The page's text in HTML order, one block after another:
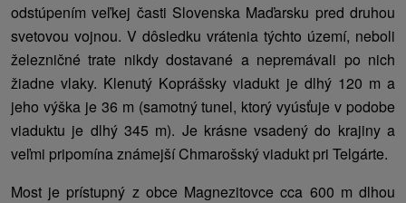
odstúpením veľkej časti Slovenska Maďarsku pred druhou
svetovou vojnou. V dôsledku vrátenia týchto území, neboli
železničné trate nikdy dostavané a nepremávali po nich
žiadne vlaky. Klenutý Koprášsky viadukt je dlhý 120 m a
jeho výška je 36 m (samotný tunel, ktorý vyúsťuje v podobe
viaduktu je dlhý 345 m). Je krásne vsadený do krajiny a
veľmi pripomína známejší Chmarošský viadukt pri Telgárte.
Most je prístupný z obce Magnezitovce cca 600 m dlhou